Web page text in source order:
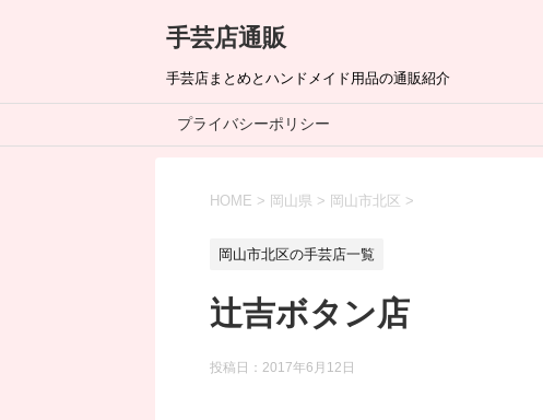
手芸店通販
手芸店まとめとハンドメイド用品の通販紹介
プライバシーポリシー
HOME > 岡山県 > 岡山市北区 >
岡山市北区の手芸店一覧
辻吉ボタン店
投稿日： 2017年6月12日